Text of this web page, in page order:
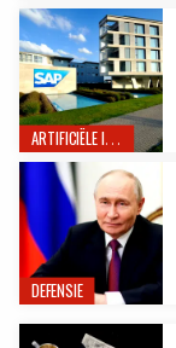
ARTIFICIËLE INTELLIGENTIE
DEFENSIE